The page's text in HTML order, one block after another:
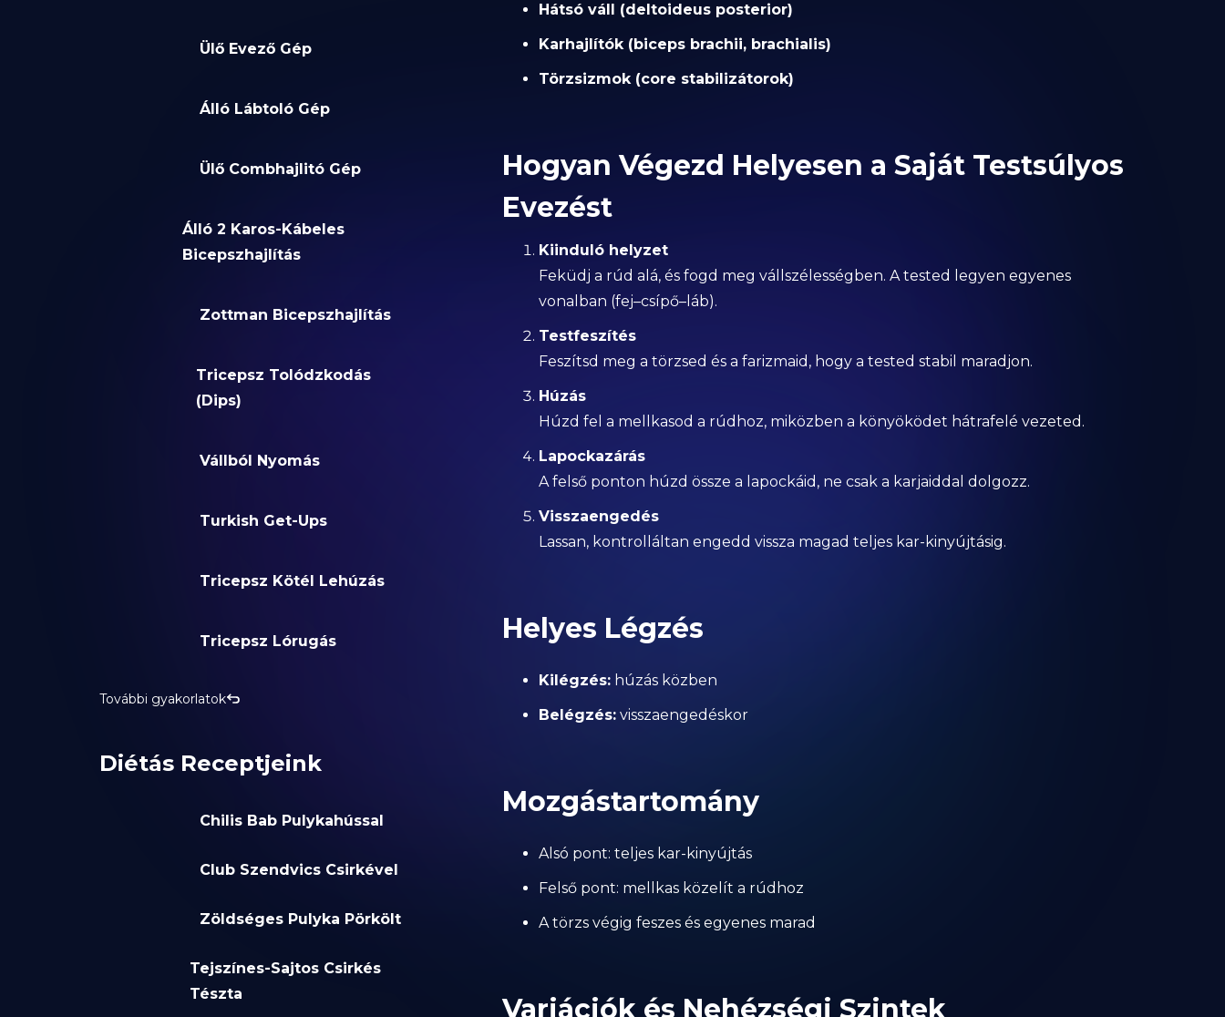
Ülő Evező Gép
Álló Lábtoló Gép
Ülő Combhajlitó Gép
Álló 2 Karos-Kábeles
Bicepszhajlítás
Zottman Bicepszhajlítás
Tricepsz Tolódzkodás
(Dips)
Vállból Nyomás
Turkish Get-Ups
Tricepsz Kötél Lehúzás
Tricepsz Lórugás
További gyakorlatok
Diétás Receptjeink
Chilis Bab Pulykahússal
Club Szendvics Csirkével
Zöldséges Pulyka Pörkölt
Tejszínes-Sajtos Csirkés
Tészta
Hátsó váll (deltoideus posterior)
Karhajlítók (biceps brachii, brachialis)
Törzsizmok (core stabilizátorok)
Hogyan Végezd Helyesen a Saját Testsúlyos
Evezést
Kiinduló helyzet
Feküdj a rúd alá, és fogd meg vállszélességben. A tested legyen egyenes
vonalban (fej–csípő–láb).
Testfeszítés
Feszítsd meg a törzsed és a farizmaid, hogy a tested stabil maradjon.
Húzás
Húzd fel a mellkasod a rúdhoz, miközben a könyöködet hátrafelé vezeted.
Lapockazárás
A felső ponton húzd össze a lapockáid, ne csak a karjaiddal dolgozz.
Visszaengedés
Lassan, kontrolláltan engedd vissza magad teljes kar-kinyújtásig.
Helyes Légzés
Kilégzés:húzás közben
Belégzés:visszaengedéskor
Mozgástartomány
Alsó pont: teljes kar-kinyújtás
Felső pont: mellkas közelít a rúdhoz
A törzs végig feszes és egyenes marad
Variációk és Nehézségi Szintek